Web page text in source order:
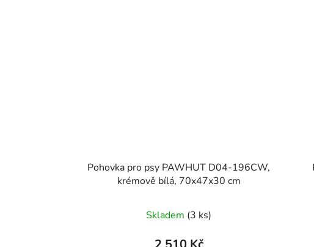
Pohovka pro psy PAWHUT D04-196CW,
krémově bílá, 70x47x30 cm
Skladem (3 ks)